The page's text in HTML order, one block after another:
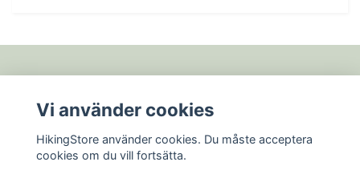
Fotmeny
Sociala medier
Vi använder cookies
HikingStore använder cookies. Du måste acceptera
cookies om du vill fortsätta.